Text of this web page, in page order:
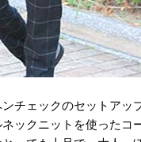
チェックのセットアッ
ックニットを使ったコ